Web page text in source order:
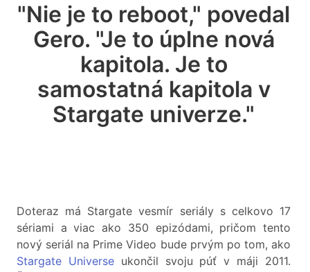
"Nie je to reboot," povedal
Gero. "Je to úplne nová
kapitola. Je to
samostatná kapitola v
Stargate univerze."
Doteraz má Stargate vesmír seriály s celkovo 17
sériami a viac ako 350 epizódami, pričom tento
nový seriál na Prime Video bude prvým po tom, ako
Stargate Universeukončil svoju púť v máji 2011.